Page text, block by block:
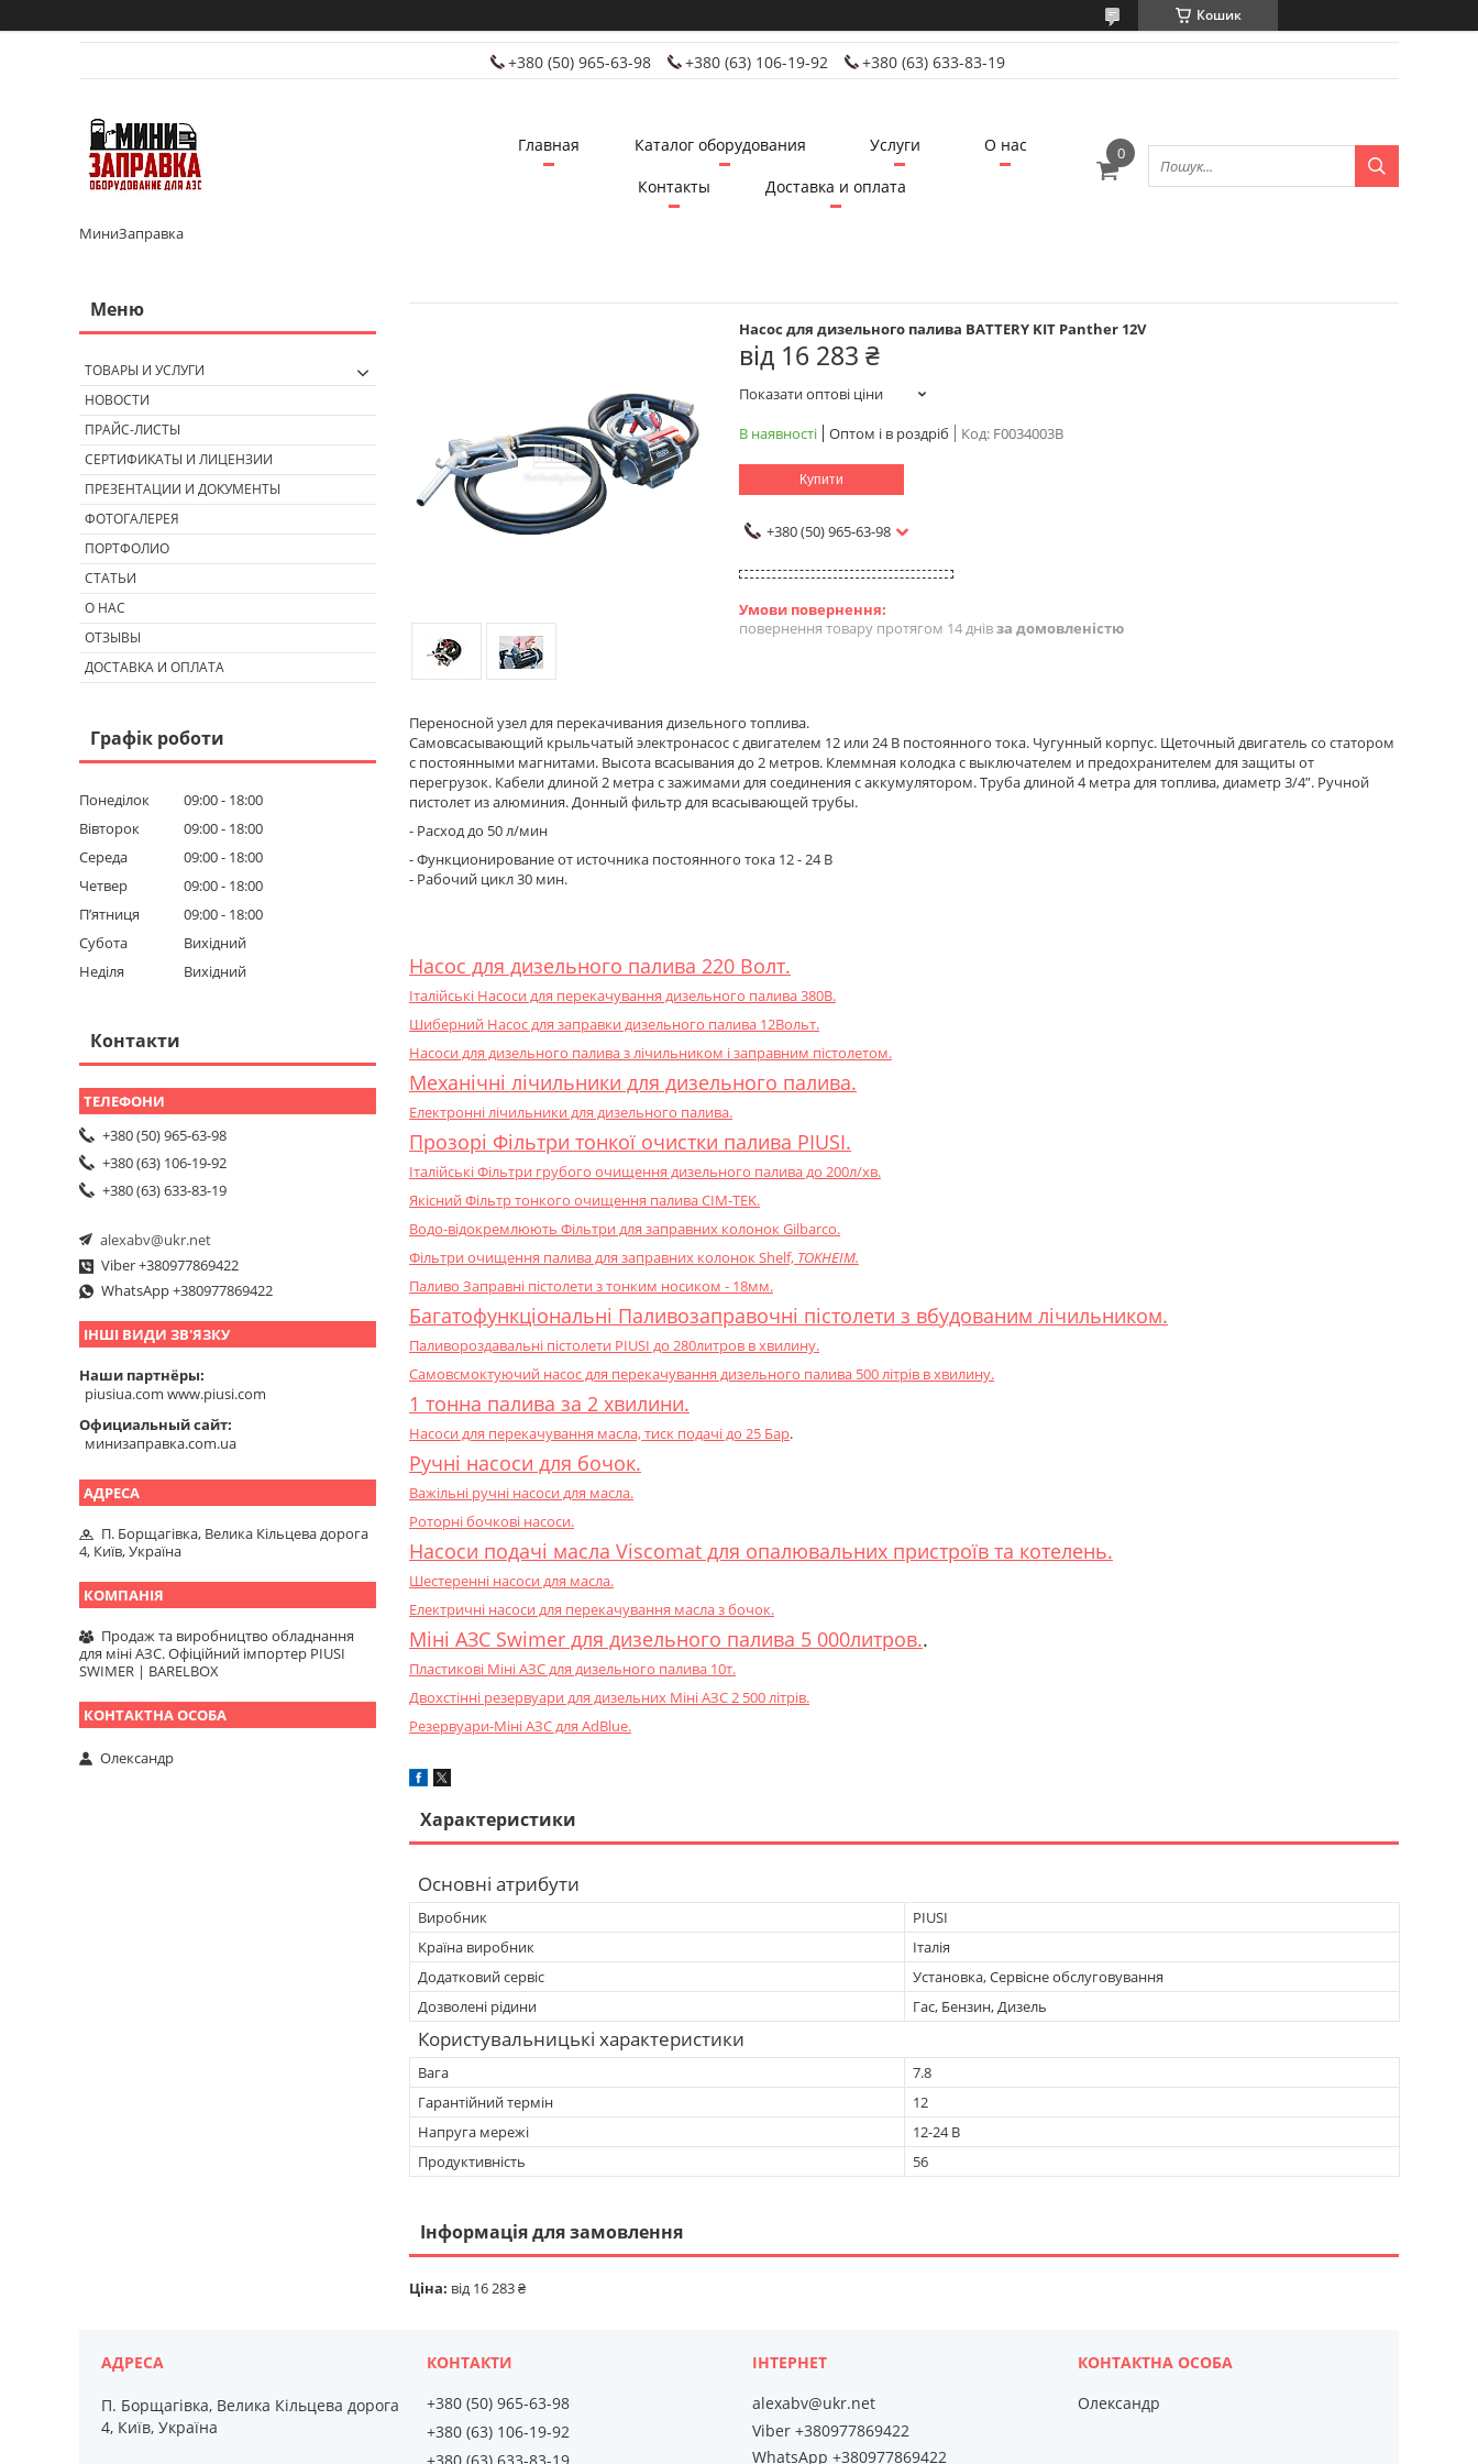
Кошик
+380 (50) 965-63-98 +380 (63) 106-19-92 +380 (63) 633-83-19
МиниЗаправка
Главная Каталог оборудования Услуги
О нас
Контакты
Доставка и оплата
Насос для дизельного палива BATTERY KIT Panther 12V
від 16 283 ₴
Показати оптові ціни
В наявності
Оптом і в роздріб Код: F0034003B
Купити
+380 (50) 965-63-98
повернення товару протягом 14 днівза домовленістю
Переносной узел для перекачивания дизельного топлива.
Самовсасывающий крыльчатый электронасос с двигателем 12 или 24 В постоянного тока. Чугунный корпус. Щеточный двигатель со статором
с постоянными магнитами. Высота всасывания до 2 метров. Клеммная колодка с выключателем и предохранителем для защиты от
перегрузок. Кабели длиной 2 метра с зажимами для соединения с аккумулятором. Труба длиной 4 метра для топлива, диаметр 3/4”. Ручной
пистолет из алюминия. Донный фильтр для всасывающей трубы.
- Расход до 50 л/мин
- Функционирование от источника постоянного тока 12 - 24 В
- Рабочий цикл 30 мин.
Насос для дизельного палива 220 Волт.
Італійські Насоси для перекачування дизельного палива 380В.
Шиберний Насос для заправки дизельного палива 12Вольт.
Насоси для дизельного палива з лічильником і заправним пістолетом.
Механічні лічильники для дизельного палива.
Електронні лічильники для дизельного палива.
Прозорі Фільтри тонкої очистки палива PIUSI.
Італійські Фільтри грубого очищення дизельного палива до 200л/хв.
Якісний Фільтр тонкого очищення палива CIM-TEK.
Водо-відокремлюють Фільтри для заправних колонок Gilbarco.
Фільтри очищення палива для заправних колонок Shelf, TOKHEIM.
Паливо Заправні пістолети з тонким носиком - 18мм.
Багатофункціональні Паливозаправочні пістолети з вбудованим лічильником.
Паливороздавальні пістолети PIUSI до 280литров в хвилину.
Самовсмоктуючий насос для перекачування дизельного палива 500 літрів в хвилину.
1 тонна палива за 2 хвилини.
Насоси для перекачування масла, тиск подачі до 25 Бар.
Ручні насоси для бочок.
Важільні ручні насоси для масла.
Роторні бочкові насоси.
Насоси подачі масла Viscomat для опалювальних пристроїв та котелень.
Шестеренні насоси для масла.
Електричні насоси для перекачування масла з бочок.
Міні АЗС Swimer для дизельного палива 5 000литров..
Пластикові Міні АЗС для дизельного палива 10т.
Двохстінні резервуари для дизельних Міні АЗС 2 500 літрів.
Резервуари-Міні АЗС для AdBlue.
Характеристики
Основні атрибути
Виробник
PIUSI
Країна виробник
Італія
Додатковий сервіс
Установка, Сервісне обслуговування
Дозволені рідини
Гас, Бензин, Дизель
Користувальницькі характеристики
Вага
7.8
Гарантійний термін
12
Напруга мережі
12-24 B
Продуктивність
56
Інформація для замовлення
Ціна: від 16 283 ₴
ТОВАРЫ И УСЛУГИ
НОВОСТИ
ПРАЙС-ЛИСТЫ
СЕРТИФИКАТЫ И ЛИЦЕНЗИИ
ПРЕЗЕНТАЦИИ И ДОКУМЕНТЫ
ФОТОГАЛЕРЕЯ
ПОРТФОЛИО
СТАТЬИ
О НАС
ОТЗЫВЫ
ДОСТАВКА И ОПЛАТА
Графік роботи
Понеділок 09:00
18:00
Вівторок
09:00
18:00
Середа
09:00
18:00
Четвер
09:00
18:00
Пʼятниця
09:00
18:00
Субота
Вихідний
Неділя
Вихідний
Контакти
+380 (50) 965-63-98
+380 (63) 106-19-92
+380 (63) 633-83-19
alexabv@ukr.net
Viber +380977869422
WhatsApp +380977869422
ІНШІ ВИДИ ЗВ'ЯЗКУ
Наши партнёры
piusiua.com www.piusi.com
Официальный сайт
минизаправка.com.ua
П. Борщагівка, Велика Кільцева дорога
4, Київ, Україна
Продаж та виробництво обладнання
для міні АЗС. Офіційний імпортер PIUSI
SWIMER | BARELBOX
Олександр
П. Борщагівка, Велика Кільцева дорога
4, Київ, Україна
+380 (50) 965-63-98
+380 (63) 106-19-92
+380 (63) 633-83-19
alexabv@ukr.net
Viber +380977869422
WhatsApp +380977869422
Олександр